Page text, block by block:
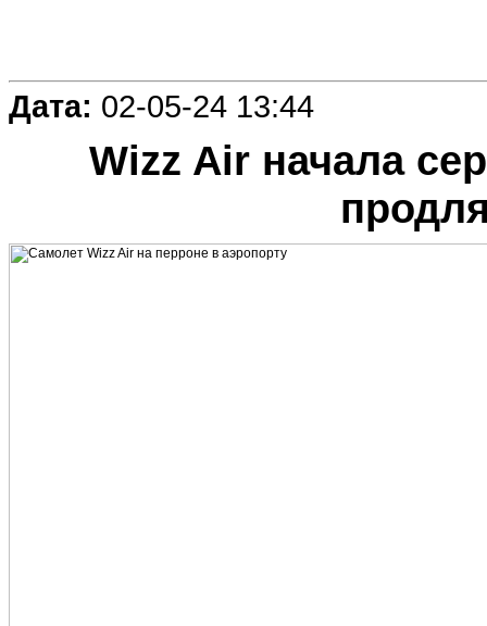
Дата: 02-05-24 13:44
Wizz Air начала